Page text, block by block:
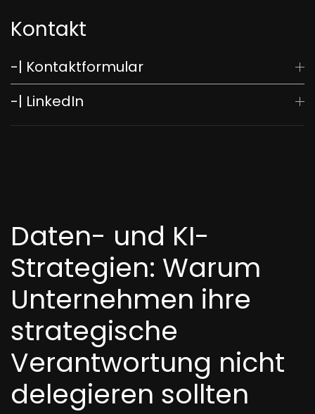
Kontakt
-| Kontaktformular
-| LinkedIn
Daten- und KI-
Strategien: Warum
Unternehmen ihre
strategische
Verantwortung nicht
delegieren sollten